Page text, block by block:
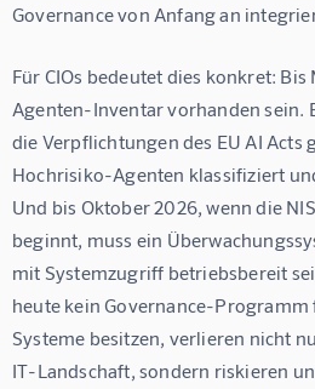
Governance von Anfang an
Für CIOs bedeutet dies konkret:
Agenten-Inventar vorhanden sein.
die Verpflichtungen des EU AI Acts
Hochrisiko-Agenten klassifiziert
Und bis Oktober 2026, wenn die
beginnt, muss ein
mit Systemzugriff betriebsbereit
heute kein Governance-
Systeme besitzen, verlieren nicht
IT-Landschaft, sondern riskieren